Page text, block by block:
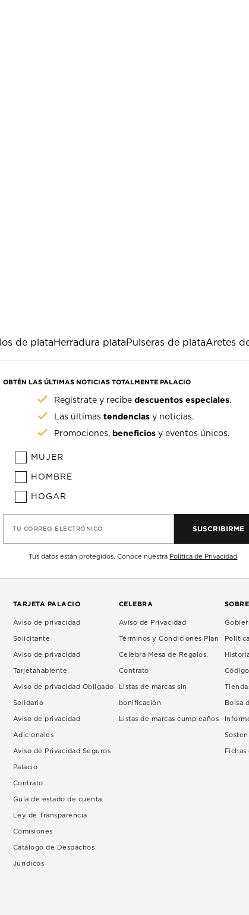
de plataHerradura plataPulseras de plataAretes
OBTÉN LAS ÚLTIMAS NOTICIAS TOTALMENTE PALACIO
Regístrate y recibedescuentos especiales.
Las últimastendencias y noticias.
Promociones, beneficios y eventos únicos.
MUJER
HOMBRE
HOGAR
TU CORREO ELECTRÓNICO SUSCRIBIRME
Tus datos están protegidos. Conoce nuestra Política de Privacidad
TARJETA PALACIO
Aviso de privacidad
Solicitante
Aviso de privacidad
Tarjetahabiente
Aviso de privacidad Obligado
Solidario
Aviso de privacidad
Adicionales
Aviso de Privacidad Seguros
Palacio
Contrato
Guía de estado de cuenta
Ley de Transparencia
Comisiones
Catálogo de Despachos
Jurídicos
CELEBRA
Aviso de Privacidad
Términos y Condiciones Plan
Celebra Mesa de Regalos.
Contrato
Listas de marcas sin
bonificación
Listas de marcas cumpleaños
Bolsa
Fichas